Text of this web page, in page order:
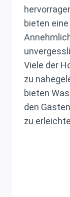
bieten
Viele der
zu
bieten
den
zu